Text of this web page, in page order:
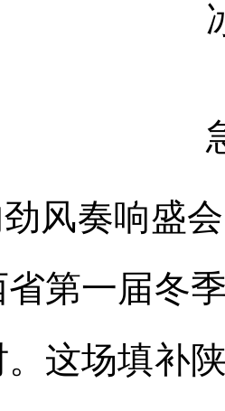
风奏响盛
第一届冬
。这场填补